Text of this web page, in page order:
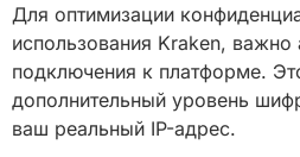
Для оптимизации
использования Kraken, важно
подключения к платформе.
дополнительный уровень
ваш реальный IP-адрес.